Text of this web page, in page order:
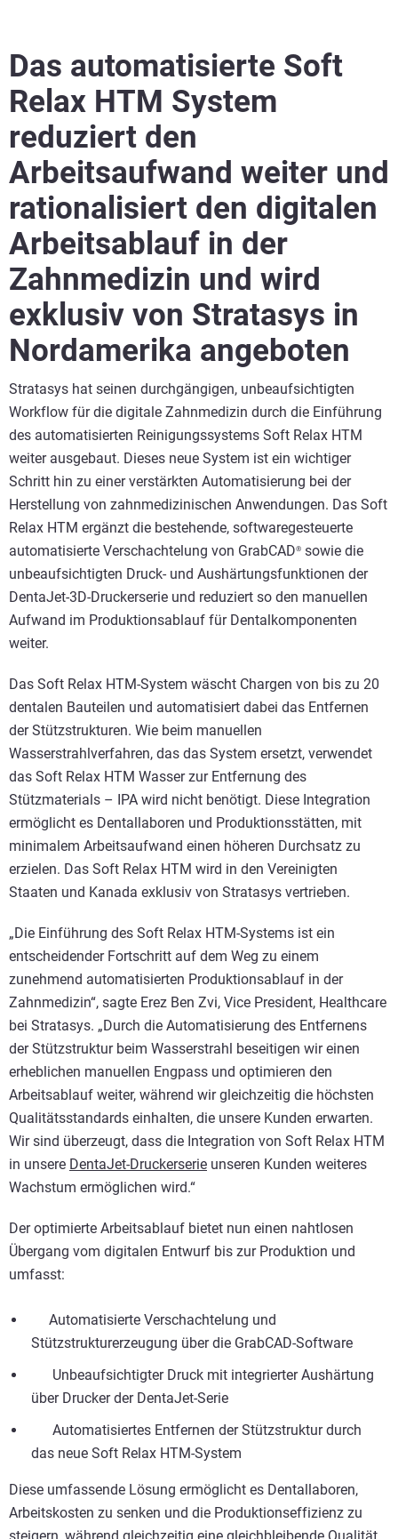
Das automatisierte Soft
Relax HTM System
reduziert den
Arbeitsaufwand weiter und
rationalisiert den digitalen
Arbeitsablauf in der
Zahnmedizin und wird
exklusiv von Stratasys in
Nordamerika angeboten
Stratasys hat seinen durchgängigen, unbeaufsichtigten
Workflow für die digitale Zahnmedizin durch die Einführung
des automatisierten Reinigungssystems Soft Relax HTM
weiter ausgebaut. Dieses neue System ist ein wichtiger
Schritt hin zu einer verstärkten Automatisierung bei der
Herstellung von zahnmedizinischen Anwendungen. Das Soft
Relax HTM ergänzt die bestehende, softwaregesteuerte
automatisierte Verschachtelung von GrabCAD® sowie die
unbeaufsichtigten Druck- und Aushärtungsfunktionen der
DentaJet-3D-Druckerserie und reduziert so den manuellen
Aufwand im Produktionsablauf für Dentalkomponenten
weiter.
Das Soft Relax HTM-System wäscht Chargen von bis zu 20
dentalen Bauteilen und automatisiert dabei das Entfernen
der Stützstrukturen. Wie beim manuellen
Wasserstrahlverfahren, das das System ersetzt, verwendet
das Soft Relax HTM Wasser zur Entfernung des
Stützmaterials – IPA wird nicht benötigt. Diese Integration
ermöglicht es Dentallaboren und Produktionsstätten, mit
minimalem Arbeitsaufwand einen höheren Durchsatz zu
erzielen. Das Soft Relax HTM wird in den Vereinigten
Staaten und Kanada exklusiv von Stratasys vertrieben.
„Die Einführung des Soft Relax HTM-Systems ist ein
entscheidender Fortschritt auf dem Weg zu einem
zunehmend automatisierten Produktionsablauf in der
Zahnmedizin“, sagte Erez Ben Zvi, Vice President, Healthcare
bei Stratasys. „Durch die Automatisierung des Entfernens
der Stützstruktur beim Wasserstrahl beseitigen wir einen
erheblichen manuellen Engpass und optimieren den
Arbeitsablauf weiter, während wir gleichzeitig die höchsten
Qualitätsstandards einhalten, die unsere Kunden erwarten.
Wir sind überzeugt, dass die Integration von Soft Relax HTM
in unsere DentaJet-Druckerserie unseren Kunden weiteres
Wachstum ermöglichen wird.“
Der optimierte Arbeitsablauf bietet nun einen nahtlosen
Übergang vom digitalen Entwurf bis zur Produktion und
umfasst:
Automatisierte Verschachtelung und
Stützstrukturerzeugung über die GrabCAD-Software
Unbeaufsichtigter Druck mit integrierter Aushärtung
über Drucker der DentaJet-Serie
Automatisiertes Entfernen der Stützstruktur durch
das neue Soft Relax HTM-System
Diese umfassende Lösung ermöglicht es Dentallaboren,
Arbeitskosten zu senken und die Produktionseffizienz zu